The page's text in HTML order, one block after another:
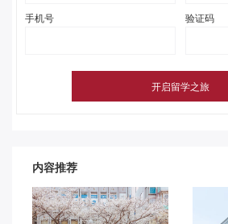
手机号 验证码
内容推荐